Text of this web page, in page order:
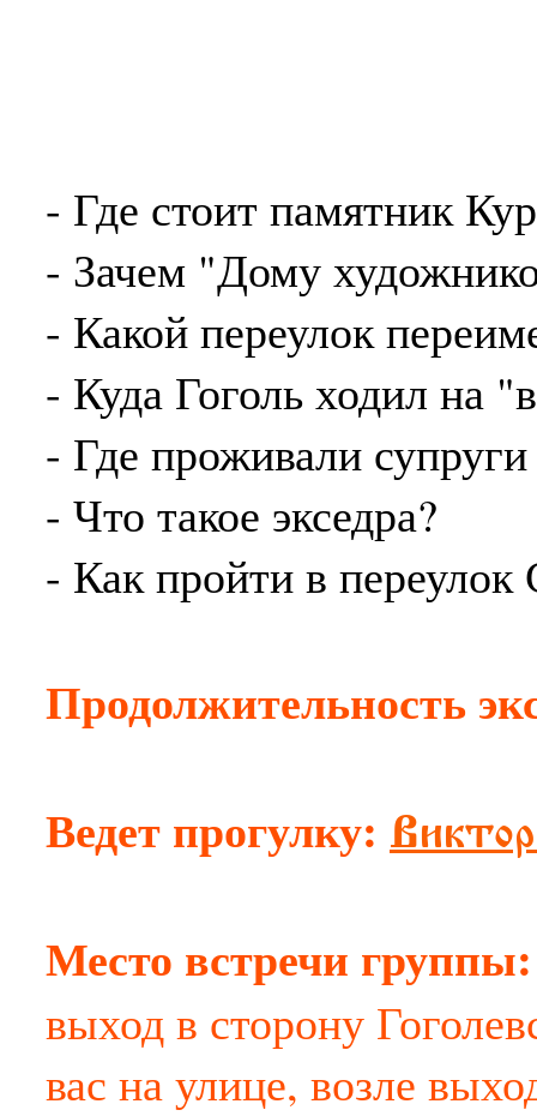
- Где стоит памятник
- Зачем "Дому
- Какой переулок
- Куда Гоголь ходил на
- Где проживали
- Что такое экседра?
- Как пройти в
Продолжительность
Ведет прогулку:
Место встречи
выход в сторону
вас на улице, возле